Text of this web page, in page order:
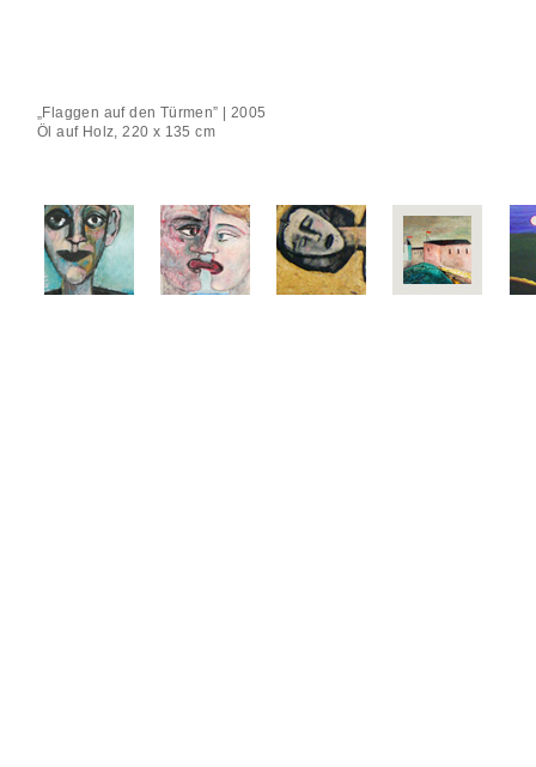
„Flaggen auf den Türmen” | 2005
Öl auf Holz, 220 x 135 cm